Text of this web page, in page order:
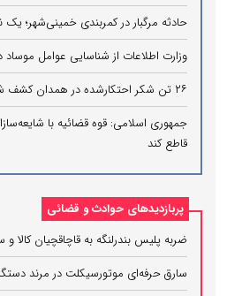
حادثه مرگبار در کمربندی خمینی‌شهر؛
وزارت اطلاعات از شناسایی عوامل موساد
۲۶ تن شکر احتکارشده در همدان کشف شد
جمهوری اسلامی: قوه قضائیه با
قاطع کند
پربازدیدهای حوادث و قضائی
ضربه پلیس بندرلنگه به قاچاقچیان کالا
سارق حرفه‌ای موتورسیکلت در مرند